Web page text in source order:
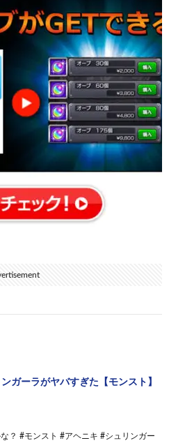
ガーラがヤバすぎた【モンスト】
？ #モンスト #アヘニキ #シュリンガー